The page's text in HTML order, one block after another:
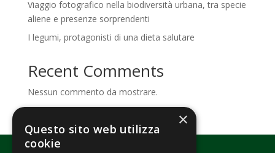
Viaggio fotografico nella biodiversità urbana, tra specie
aliene e presenze sorprendenti
I legumi, protagonisti di una dieta salutare
Recent Comments
Nessun commento da mostrare.
×
Questo sito web utilizza
cookie